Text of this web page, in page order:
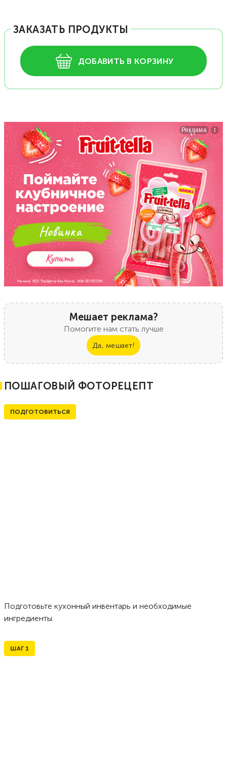
ЗАКАЗАТЬ ПРОДУКТЫ
ДОБАВИТЬ В КОРЗИНУ
Мешает реклама?
Помогите нам стать лучше
Да, мешает!
ПОШАГОВЫЙ ФОТОРЕЦЕПТ
ПОДГОТОВИТЬСЯ
Подготовьте кухонный инвентарь и необходимые
ингредиенты.
ШАГ 1